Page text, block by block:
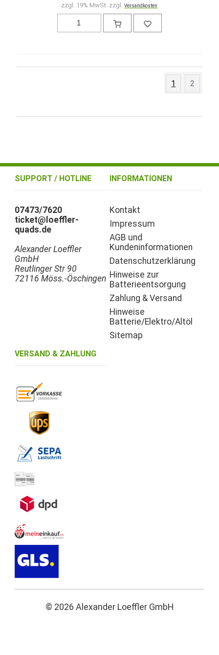
zzgl. 19% MwSt. zzgl.Versandkosten
1 2
SUPPORT / HOTLINE
07473/7620
ticket@loeffler-
quads.de
Alexander Loeffler
GmbH
Reutlinger Str 90
72116 Möss.-Öschingen
INFORMATIONEN
Kontakt
Impressum
AGB und
Kundeninformationen
Datenschutzerklärung
Hinweise zur
Batterieentsorgung
Zahlung & Versand
Hinweise
Batterie/Elektro/Altöl
Sitemap
VERSAND & ZAHLUNG
© 2026 Alexander Loeffler GmbH